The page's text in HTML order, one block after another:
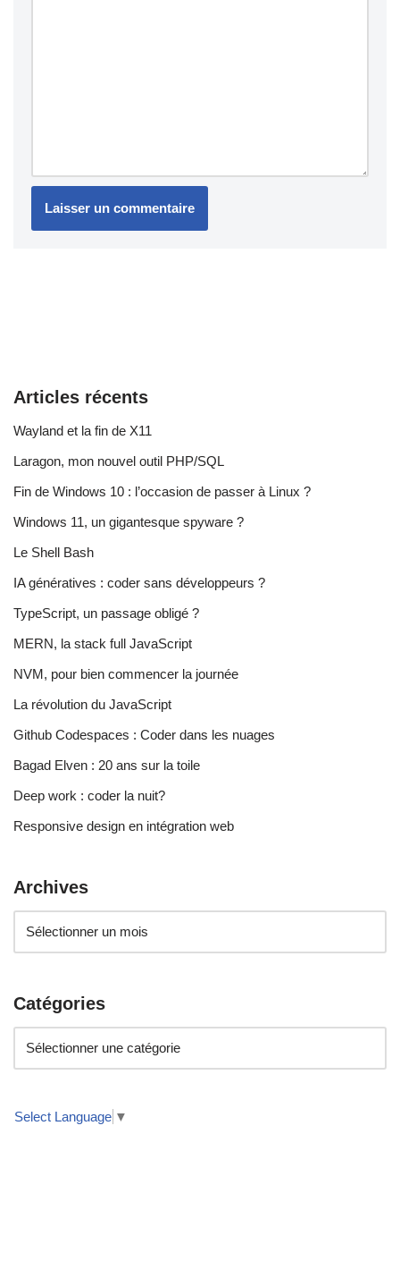
Articles récents
Wayland et la fin de X11
Laragon, mon nouvel outil PHP/SQL
Fin de Windows 10 : l’occasion de passer à Linux ?
Windows 11, un gigantesque spyware ?
Le Shell Bash
IA génératives : coder sans développeurs ?
TypeScript, un passage obligé ?
MERN, la stack full JavaScript
NVM, pour bien commencer la journée
La révolution du JavaScript
Github Codespaces : Coder dans les nuages
Bagad Elven : 20 ans sur la toile
Deep work : coder la nuit?
Responsive design en intégration web
Archives
Catégories
Select Language ▼